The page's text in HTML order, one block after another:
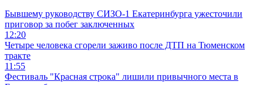
Бывшему руководству СИЗО-1 Екатеринбурга ужесточили
приговор за побег заключенных
12:20
Четыре человека сгорели заживо после ДТП на Тюменском
тракте
11:55
Фестиваль "Красная строка" лишили привычного места в